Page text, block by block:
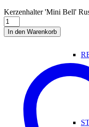
Kerzenhalter 'Mini Bell'
In den Warenkorb